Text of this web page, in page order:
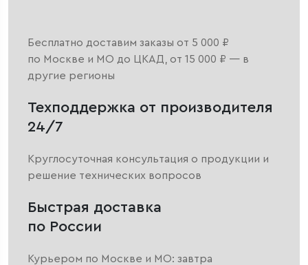
Бесплатно доставим заказы от 5 000 ₽
по Москве и МО до ЦКАД, от 15 000 ₽ — в
другие регионы
Техподдержка от производителя
24/7
Круглосуточная консультация о продукции и
решение технических вопросов
Быстрая доставка
по России
Курьером по Москве и МО: завтра